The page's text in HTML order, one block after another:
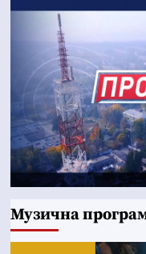
Музична